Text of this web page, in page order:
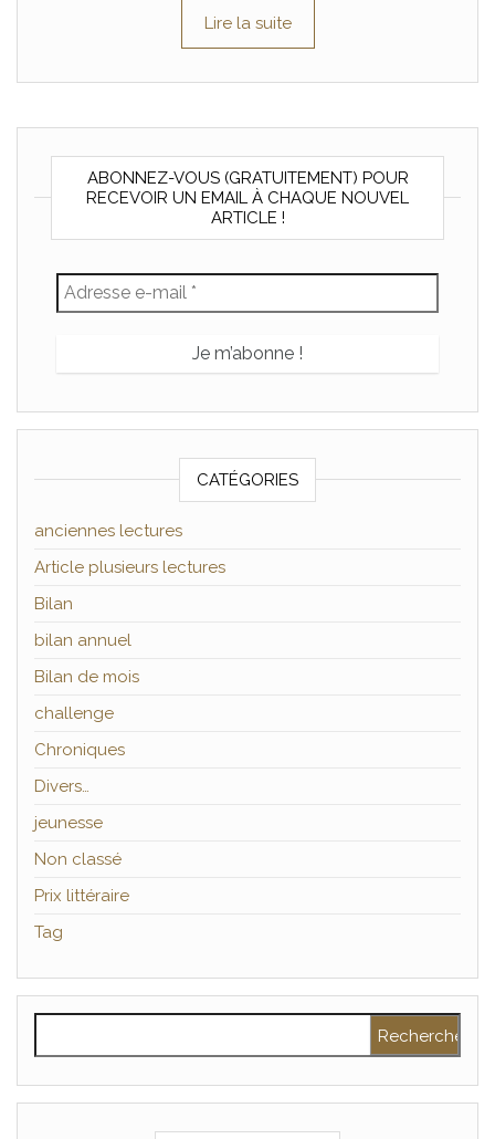
Lire la suite
ABONNEZ-VOUS (GRATUITEMENT) POUR
RECEVOIR UN EMAIL À CHAQUE NOUVEL
ARTICLE !
CATÉGORIES
anciennes lectures
Article plusieurs lectures
Bilan
bilan annuel
Bilan de mois
challenge
Chroniques
Divers…
jeunesse
Non classé
Prix littéraire
Tag